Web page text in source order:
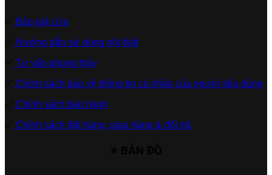
Báo giá cửa
Hướng dẫn sử dụng nội thất
Tư vấn phong thủy
Chính sách bảo vệ thông tin cá nhân của người tiêu dùng
Chính sách bảo hành
Chính sách đặt hàng, giao hàng & đổi trả